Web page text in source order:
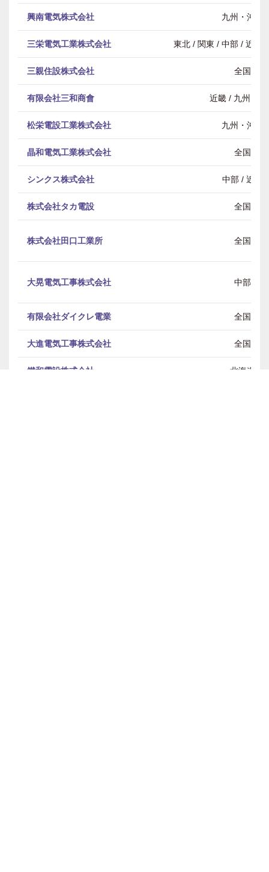
興南電気株式会社 九州・沖縄
三栄電気工業株式会社 東北 / 関東 / 中部 / 近畿
三親住設株式会社 全国
有限会社三和商會 近畿 / 九州・沖
松栄電設工業株式会社 九州・沖縄
晶和電気工業株式会社 全国
シンクス株式会社 中部 / 近畿
株式会社タカ電設 全国
株式会社田口工業所 全国
大晃電気工事株式会社 中部
有限会社ダイクレ電業 全国
大進電気工事株式会社 全国
鐵和電設株式会社 北海道